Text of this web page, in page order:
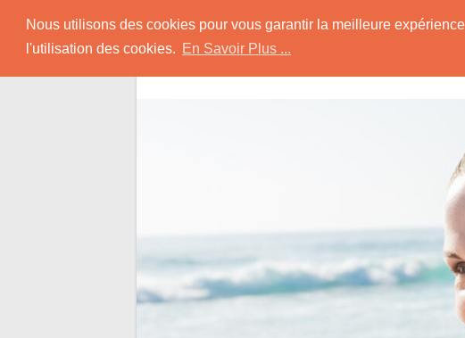
Nous utilisons des cookies pour vous garantir la meilleure
l'utilisation des cookies. En Savoir Plus ...
content
Rencontrer Senior
Conseils & Infos pour la Rencontre d'une Senior